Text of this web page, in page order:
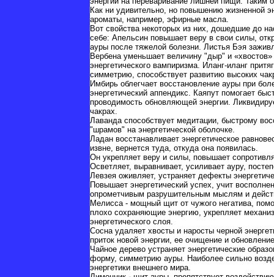
Как ни удивительно, но повышению жизненной
ароматы, например, эфирные масла.
Вот свойства некоторых из них, дошедшие до
себе: Апельсин повышает веру в свои силы,
ауры после тяжелой болезни. Листья Бэя
Вербена уменьшает величину "дыр" и
энергетического вампиризма. Иланг-иланг
симметрию, способствует развитию высоких
Имбирь облегчает восстановление ауры при
энергетический аппендикс. Каяпут помогает
проводимость обновляющей энергии.
чакрах.
Лаванда способствует медитации, быстрому
"шрамов" на энергетической оболочке.
Ладан восстанавливает энергетическое
извне, вернется туда, откуда она появилась.
Он укрепляет веру и силы, повышает
Осветляет, выравнивает, усиливает ауру,
Левзея оживляет, устраняет дефекты
Повышает энергетический успех, учит
опрометчивым разрушительным мыслям и
Мелисса - мощный щит от чужого негатива,
плохо сохраняющие энергию, укрепляет
энергетического слоя.
Сосна удаляет хвосты и наросты черной
приток новой энергии, ее очищение и
Чайное дерево устраняет энергетические
форму, симметрию ауры. Наиболее сильно
энергетики внешнего мира.